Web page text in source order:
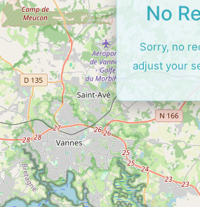
No
Sorry, no
adjust your